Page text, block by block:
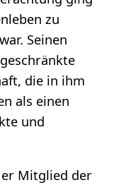
zu
Seinen
die in ihm
als einen
und
er Mitglied der